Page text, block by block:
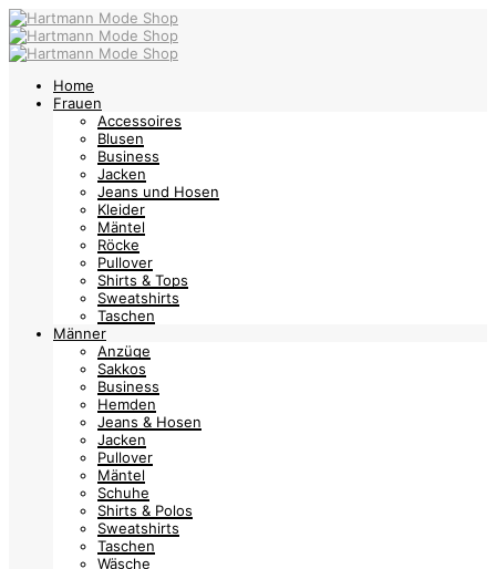
Home
Frauen
Accessoires
Blusen
Business
Jacken
Jeans und Hosen
Kleider
Mäntel
Röcke
Pullover
Shirts & Tops
Sweatshirts
Taschen
Männer
Anzüge
Sakkos
Business
Hemden
Jeans & Hosen
Jacken
Pullover
Mäntel
Schuhe
Shirts & Polos
Sweatshirts
Taschen
Wäsche